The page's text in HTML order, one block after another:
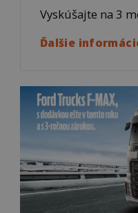
Vyskúšajte na 3
Ďalšie